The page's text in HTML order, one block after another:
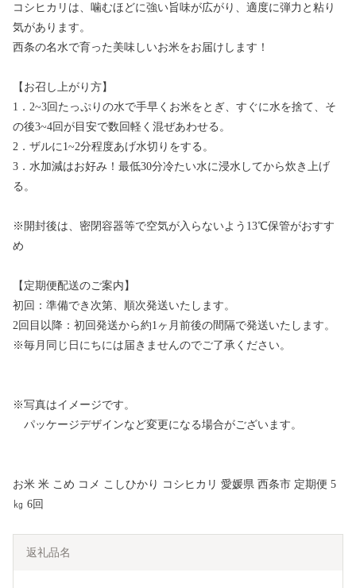
コシヒカリは、噛むほどに強い旨味が広がり、適度に弾力と粘り
気があります。
西条の名水で育った美味しいお米をお届けします！
【お召し上がり方】
1．2~3回たっぷりの水で手早くお米をとぎ、すぐに水を捨て、そ
の後3~4回が目安で数回軽く混ぜあわせる。
2．ザルに1~2分程度あげ水切りをする。
3．水加減はお好み！最低30分冷たい水に浸水してから炊き上げ
る。
※開封後は、密閉容器等で空気が入らないよう13℃保管がおすす
め
【定期便配送のご案内】
初回：準備でき次第、順次発送いたします。
2回目以降：初回発送から約1ヶ月前後の間隔で発送いたします。
※毎月同じ日にちには届きませんのでご了承ください。
※写真はイメージです。
パッケージデザインなど変更になる場合がございます。
お米 米 こめ コメ こしひかり コシヒカリ 愛媛県 西条市 定期便 5
㎏ 6回
返礼品名